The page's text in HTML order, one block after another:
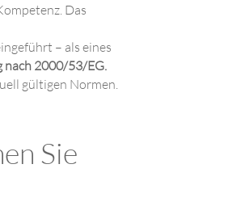
Das
– als eines
nach 2000/53/EG.
gültigen Normen.
Sie